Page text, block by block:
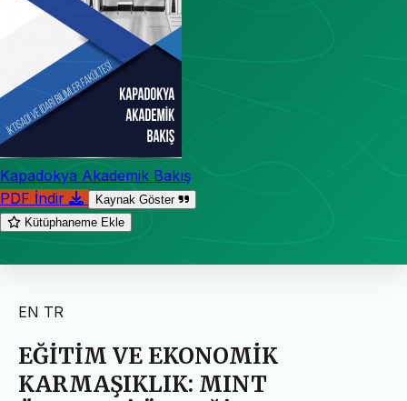
Kapadokya Akademik Bakış
PDF İndir
Kaynak Göster
Kütüphaneme Ekle
EN TR
EĞİTİM VE EKONOMİK
KARMAŞIKLIK: MINT